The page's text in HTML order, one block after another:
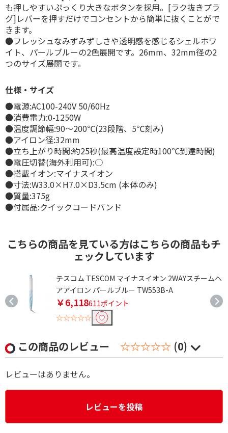
も押しやすいぷっくり大きなボタンを採用。[ラク抜きプラ
グ]レバーを押すだけでコンセントから簡単に抜くことがで
きます。
●フレッシュなみずみずしさや透明感を感じるシェルホワ
イト、パールブルーの2色展開です。26mm、32mm径の2
つのサイズ展開です。
仕様・サイズ
●電源:AC100-240V 50/60Hz
●消費電力:0-1250W
●温度調節幅:90〜200℃(23段階、5℃刻み)
●アイロン径:32mm
●立ち上がり時間:約25秒(最高温度設定時100℃到達時間)
●電圧切替(海外利用可):○
●搭載イオン:マイナスイオン
●寸法:W33.0×H7.0×D3.5cm (本体のみ)
●質量:375g
●付属品:クイックコードバンド
こちらの商品を見ている方はこちらの商品もチ
ェックしています
テスコム TESCOM マイナスイオン 2WAYスチームヘ
アアイロン パールブルー TW553B-A
￥6,118611ポイント
☆☆☆☆☆
この商品のレビュー ☆☆☆☆☆ (0)
レビューはありません。
レビューを投稿